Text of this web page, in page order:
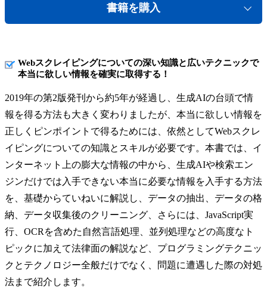
書籍を購入
Webスクレイピングについての深い知識と広いテクニックで
本当に欲しい情報を確実に取得する！
2019年の第2版発刊から約5年が経過し、生成AIの台頭で情
報を得る方法も大きく変わりましたが、本当に欲しい情報を
正しくピンポイントで得るためには、依然としてWebスクレ
イピングについての知識とスキルが必要です。本書では、イ
ンターネット上の膨大な情報の中から、生成AIや検索エン
ジンだけでは入手できない本当に必要な情報を入手する方法
を、基礎からていねいに解説し、データの抽出、データの格
納、データ収集後のクリーニング、さらには、JavaScript実
行、OCRを含めた自然言語処理、並列処理などの高度なト
ピックに加えて法律面の解説など、プログラミングテクニッ
クとテクノロジー全般だけでなく、問題に遭遇した際の対処
法まで紹介します。